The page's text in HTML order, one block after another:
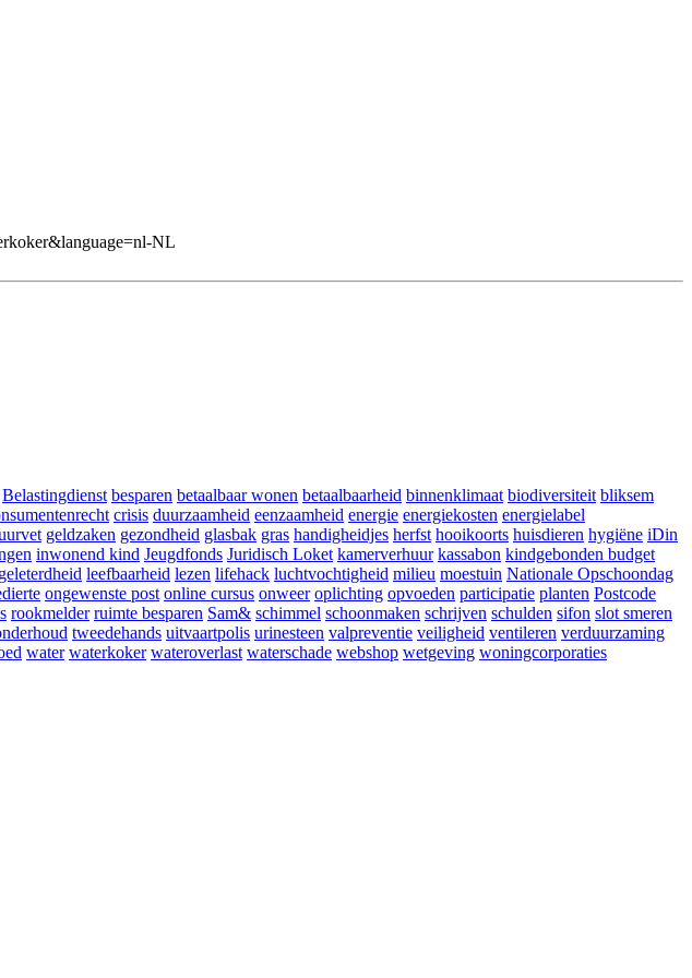
NL
Belastingdienst besparen betaalbaar wonen betaalbaarheid binnenklimaat biodiversiteit bliksem
crisis duurzaamheid eenzaamheid energie energiekosten energielabel
geldzaken gezondheid glasbak gras handigheidjes herfst hooikoorts huisdieren hygiëne iDin
inwonend kind Jeugdfonds Juridisch Loket kamerverhuur kassabon kindgebonden budget
leefbaarheid lezen lifehack luchtvochtigheid milieu moestuin Nationale Opschoondag
ongewenste post online cursus onweer oplichting opvoeden participatie planten Postcode
rookmelder ruimte besparen Sam& schimmel schoonmaken schrijven schulden sifon slot smeren
tweedehands uitvaartpolis urinesteen valpreventie veiligheid ventileren verduurzaming
water waterkoker wateroverlast waterschade webshop wetgeving woningcorporaties